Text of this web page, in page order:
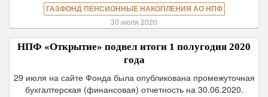
ГАЗФОНД ПЕНСИОННЫЕ НАКОПЛЕНИЯ АО НПФ
30 июля 2020
НПФ «Открытие» подвел итоги 1 полугодия 2020
года
29 июля на сайте Фонда была опубликована промежуточная
бухгалтерская (финансовая) отчетность на 30.06.2020.